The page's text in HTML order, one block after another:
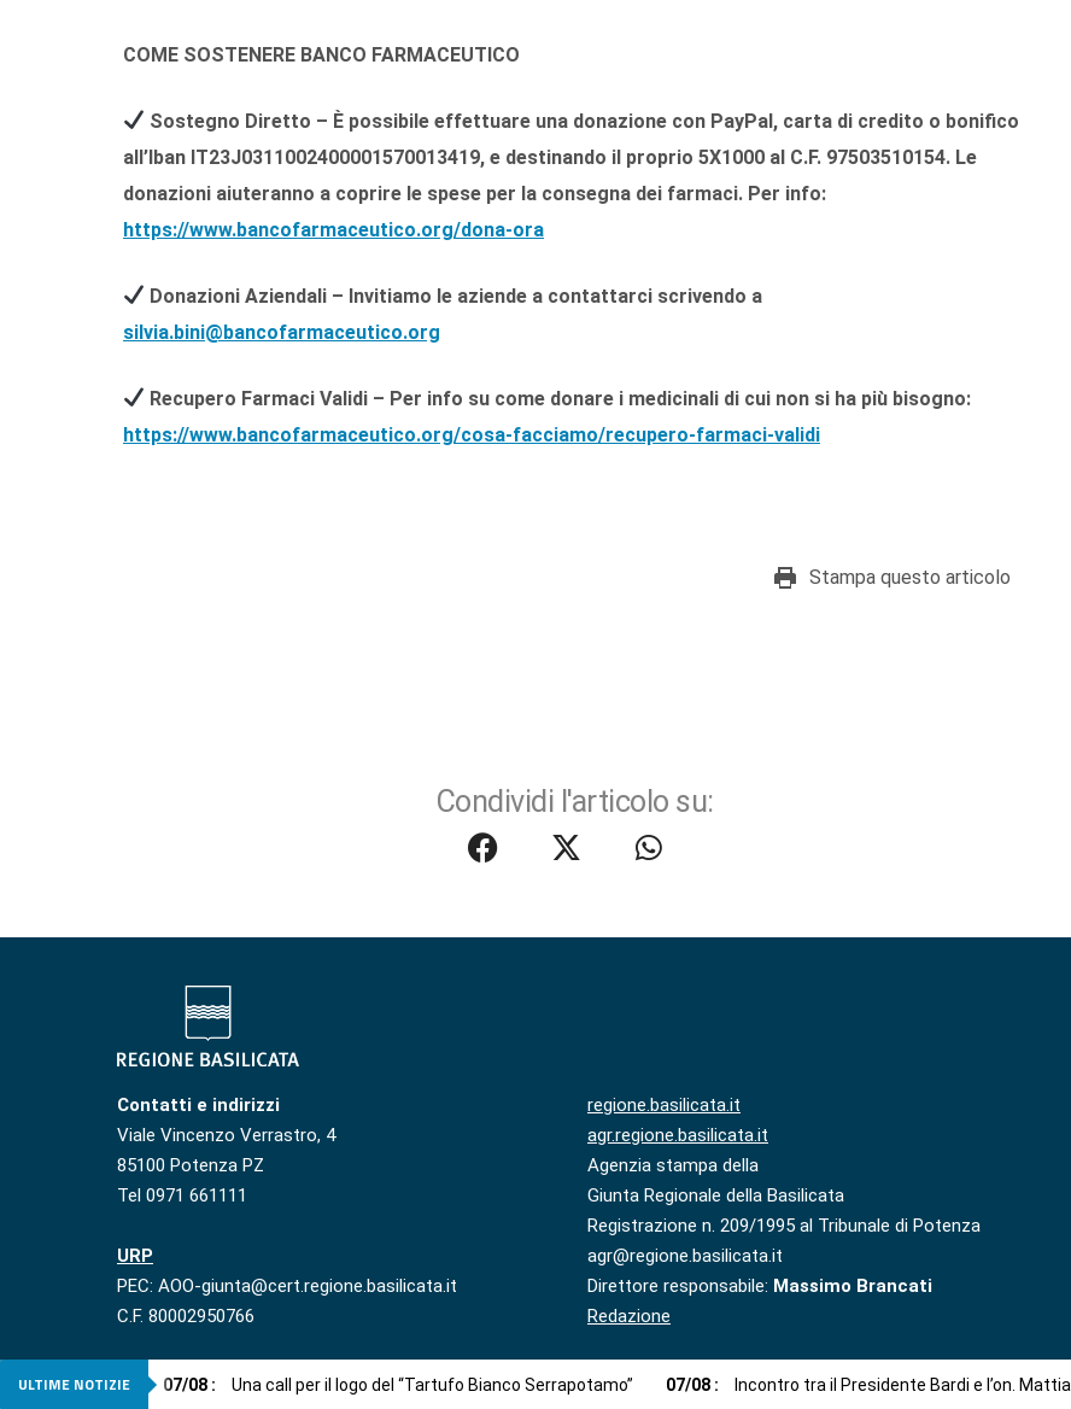
COME SOSTENERE BANCO FARMACEUTICO
Sostegno Diretto – È possibile effettuare una donazione con PayPal, carta di credito o bonifico
all’Iban IT23J0311002400001570013419, e destinando il proprio 5X1000 al C.F. 97503510154. Le
donazioni aiuteranno a coprire le spese per la consegna dei farmaci. Per info:
https://www.bancofarmaceutico.org/dona-ora
Donazioni Aziendali – Invitiamo le aziende a contattarci scrivendo a
silvia.bini@bancofarmaceutico.org
Recupero Farmaci Validi – Per info su come donare i medicinali di cui non si ha più bisogno:
https://www.bancofarmaceutico.org/cosa-facciamo/recupero-farmaci-validi
Stampa questo articolo
Condividi l'articolo su:
Contatti e indirizzi
Viale Vincenzo Verrastro, 4
85100 Potenza PZ
Tel 0971 661111
URP
PEC: AOO-giunta@cert.regione.basilicata.it
C.F. 80002950766
regione.basilicata.it
agr.regione.basilicata.it
Agenzia stampa della
Giunta Regionale della Basilicata
Registrazione n. 209/1995 al Tribunale di Potenza
agr@regione.basilicata.it
Direttore responsabile: Massimo Brancati
Redazione
ULTIME NOTIZIE 07/08 : Una call per il logo del “Tartufo Bianco Serrapotamo” 07/08 : Incontro tra il Presidente Bardi e l’on. Mattia